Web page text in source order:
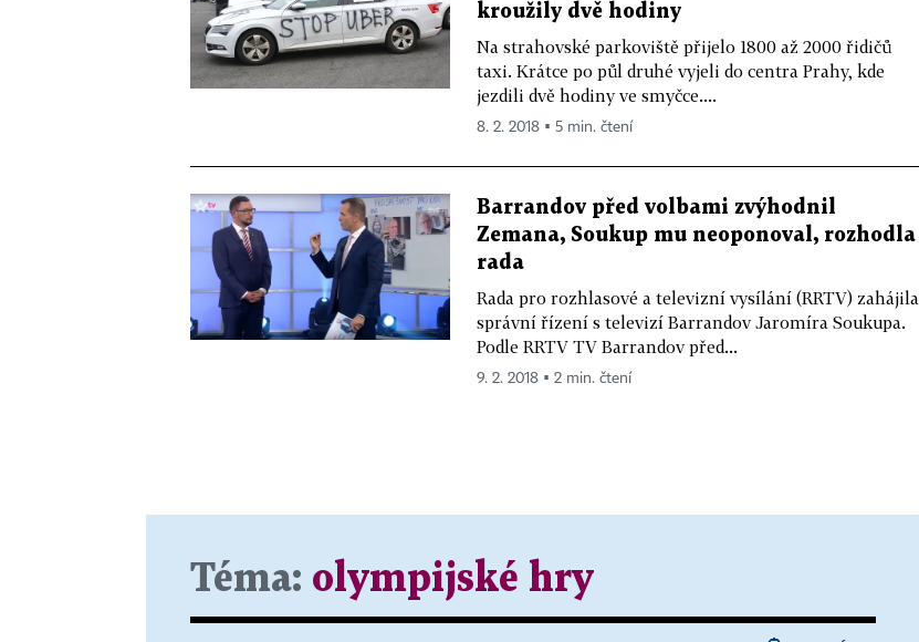
kroužily dvě hodiny
Na strahovské parkoviště přijelo 1800 až 2000 řidičů
taxi. Krátce po půl druhé vyjeli do centra Prahy, kde
jezdili dvě hodiny ve smyčce....
8. 2. 2018 ▪ 5 min. čtení
Barrandov před volbami zvýhodnil
Zemana, Soukup mu neoponoval, rozhodla
rada
Rada pro rozhlasové a televizní vysílání (RRTV) zahájila
správní řízení s televizí Barrandov Jaromíra Soukupa.
Podle RRTV TV Barrandov před...
9. 2. 2018 ▪ 2 min. čtení
Téma: olympijské hry